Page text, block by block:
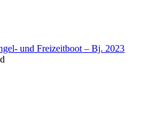
und Freizeitboot – Bj. 2023